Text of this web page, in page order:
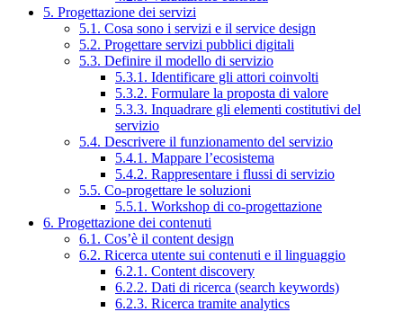
5. Progettazione dei servizi
5.1. Cosa sono i servizi e il service design
5.2. Progettare servizi pubblici digitali
5.3. Definire il modello di servizio
5.3.1. Identificare gli attori coinvolti
5.3.2. Formulare la proposta di valore
5.3.3. Inquadrare gli elementi costitutivi del
servizio
5.4. Descrivere il funzionamento del servizio
5.4.1. Mappare l’ecosistema
5.4.2. Rappresentare i flussi di servizio
5.5. Co-progettare le soluzioni
5.5.1. Workshop di co-progettazione
6. Progettazione dei contenuti
6.1. Cos’è il content design
6.2. Ricerca utente sui contenuti e il linguaggio
6.2.1. Content discovery
6.2.2. Dati di ricerca (search keywords)
6.2.3. Ricerca tramite analytics